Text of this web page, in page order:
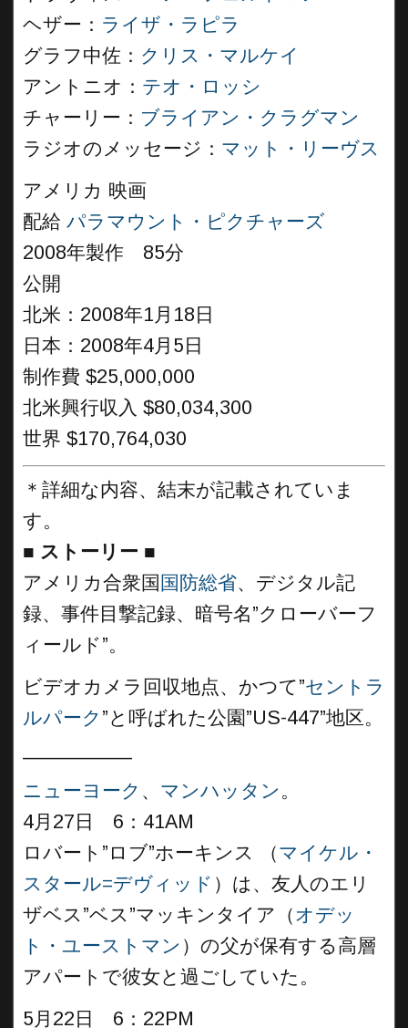
ヘザー： ライザ・ラピラ
グラフ中佐： クリス・マルケイ
アントニオ： テオ・ロッシ
チャーリー： ブライアン・クラグマン
ラジオのメッセージ： マット・リーヴス
アメリカ 映画
配給 パラマウント・ピクチャーズ
2008年製作 85分
公開
北米：2008年1月18日
日本：2008年4月5日
制作費 $25,000,000
北米興行収入 $80,034,300
世界 $170,764,030
＊詳細な内容、結末が記載されていま
す。
■ ストーリー ■
アメリカ合衆国 国防総省、デジタル記
録、事件目撃記録、暗号名”クローバーフ
ィールド”。
ビデオカメラ回収地点、かつて”セントラ
ルパーク ”と呼ばれた公園”US-447”地区。
ニューヨーク 、 マンハッタン 。
4月27日 6：41AM
ロバート”ロブ”ホーキンス （マイケル・
スタール=デヴィッド ）は、友人のエリ
ザベス”ベス”マッキンタイア（オデッ
ト・ユーストマン ）の父が保有する高層
アパートで彼女と過ごしていた。
5月22日 6：22PM